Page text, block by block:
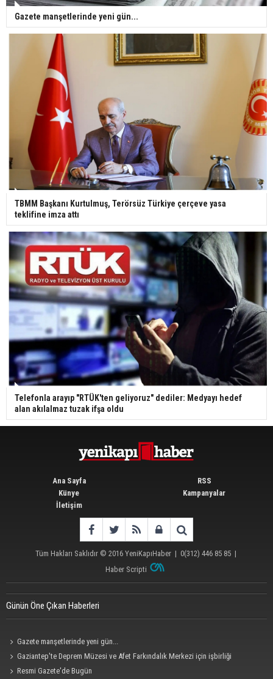
Gazete manşetlerinde yeni gün...
TBMM Başkanı Kurtulmuş, Terörsüz Türkiye çerçeve yasa
teklifine imza attı
Telefonla arayıp "RTÜK'ten geliyoruz" dediler: Medyayı hedef
alan akılalmaz tuzak ifşa oldu
Ana Sayfa
Künye
İletişim
RSS
Kampanyalar
Tüm Hakları Saklıdır © 2016 YeniKapıHaber| 0(312) 446 85 85|
Haber Scripti
Günün Öne Çıkan Haberleri
Gazete manşetlerinde yeni gün...
Gaziantep'te Deprem Müzesi ve Afet Farkındalık Merkezi için işbirliği
protokolü imzalandı
Resmi Gazete'de Bugün